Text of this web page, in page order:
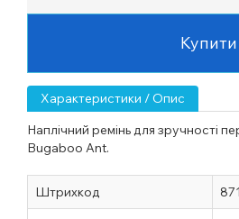
Купити
Характеристики / Опис
Наплічний ремінь для зручності
Bugaboo Ant.
Штрихкод